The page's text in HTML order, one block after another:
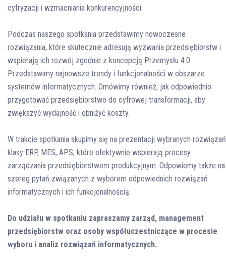
cyfryzacji i wzmacniania konkurencyjności.
Podczas naszego spotkania przedstawimy nowoczesne
rozwiązania, które skutecznie adresują wyzwania przedsiębiorstw i
wspierają ich rozwój zgodnie z koncepcją Przemysłu 4.0.
Przedstawimy najnowsze trendy i funkcjonalności w obszarze
systemów informatycznych. Omówimy również, jak odpowiednio
przygotować przedsiębiorstwo do cyfrowej transformacji, aby
zwiększyć wydajność i obniżyć koszty.
W trakcie spotkania skupimy się na prezentacji wybranych rozwiązań
klasy ERP, MES, APS, które efektywnie wspierają procesy
zarządzania przedsiębiorstwem produkcyjnym. Odpowiemy także na
szereg pytań związanych z wyborem odpowiednich rozwiązań
informatycznych i ich funkcjonalnością.
Do udziału w spotkaniu zapraszamy zarząd, management
przedsiębiorstw oraz osoby współuczestniczące w procesie
wyboru i analiz rozwiązań informatycznych.